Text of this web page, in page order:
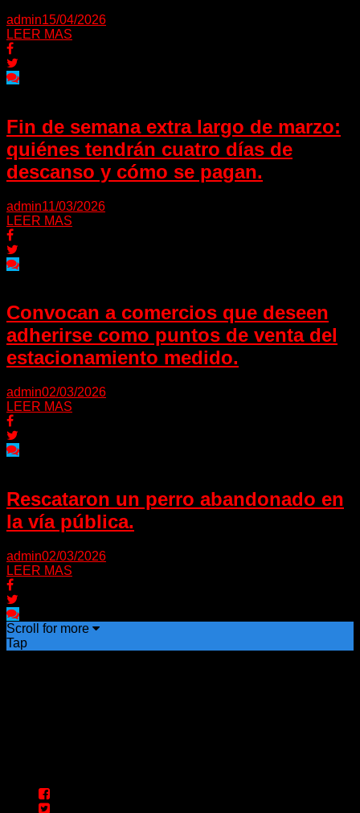
admin15/04/2026
LEER MAS
Fin de semana extra largo de marzo:
quiénes tendrán cuatro días de
descanso y cómo se pagan.
admin11/03/2026
LEER MAS
Convocan a comercios que deseen
adherirse como puntos de venta del
estacionamiento medido.
admin02/03/2026
LEER MAS
Rescataron un perro abandonado en
la vía pública.
admin02/03/2026
LEER MAS
Scroll for more
Tap